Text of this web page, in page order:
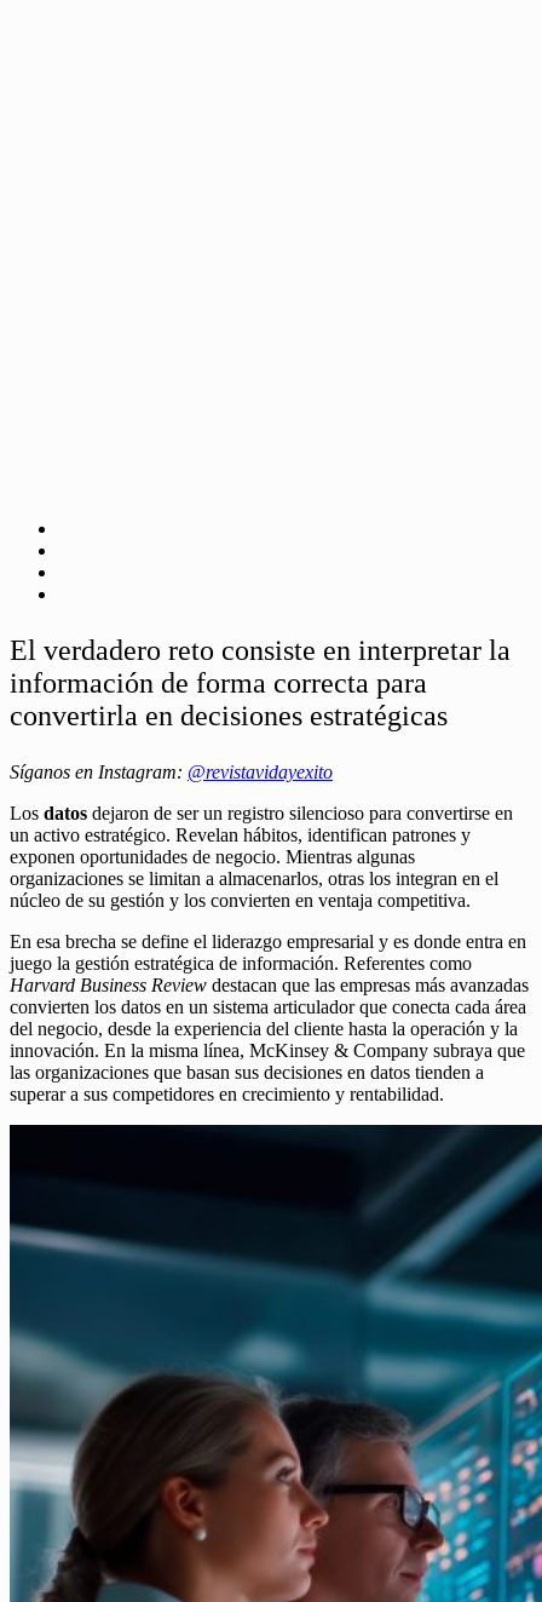
El verdadero reto consiste en interpretar la
información de forma correcta para
convertirla en decisiones estratégicas
Síganos en Instagram: @revistavidayexito
Los datos dejaron de ser un registro silencioso para convertirse en
un activo estratégico. Revelan hábitos, identifican patrones y
exponen oportunidades de negocio. Mientras algunas
organizaciones se limitan a almacenarlos, otras los integran en el
núcleo de su gestión y los convierten en ventaja competitiva.
En esa brecha se define el liderazgo empresarial y es donde entra en
juego la gestión estratégica de información. Referentes como
Harvard Business Review destacan que las empresas más avanzadas
convierten los datos en un sistema articulador que conecta cada área
del negocio, desde la experiencia del cliente hasta la operación y la
innovación. En la misma línea, McKinsey & Company subraya que
las organizaciones que basan sus decisiones en datos tienden a
superar a sus competidores en crecimiento y rentabilidad.